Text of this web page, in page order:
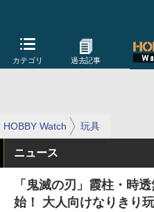
カテゴリ 過去記事
HOBBY Watch 玩具
ニュース
「鬼滅の刃」霞柱・時
始！ 大人向けなりきり